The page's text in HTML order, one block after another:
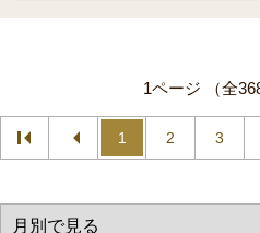
1ページ （全
1 2 3